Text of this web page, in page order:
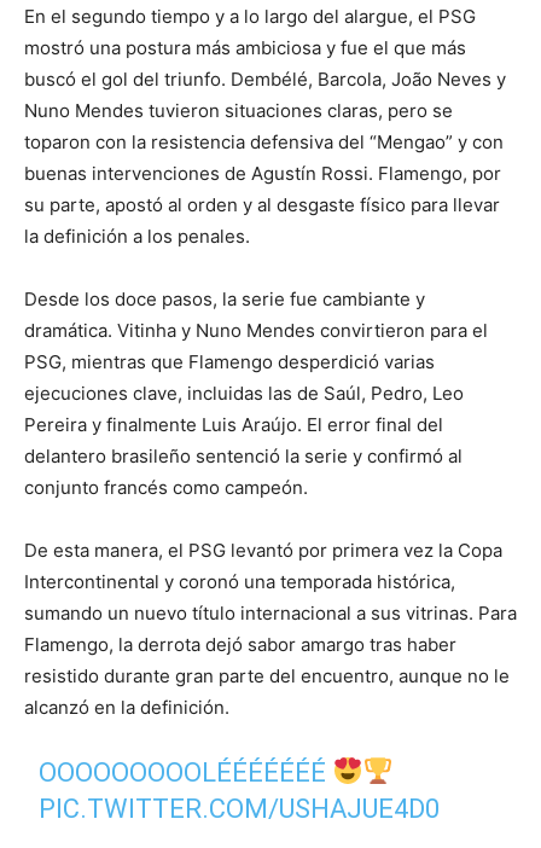
En el segundo tiempo y a lo largo del alargue, el PSG
mostró una postura más ambiciosa y fue el que más
buscó el gol del triunfo. Dembélé, Barcola, João Neves y
Nuno Mendes tuvieron situaciones claras, pero se
toparon con la resistencia defensiva del “Mengao” y con
buenas intervenciones de Agustín Rossi. Flamengo, por
su parte, apostó al orden y al desgaste físico para llevar
la definición a los penales.
Desde los doce pasos, la serie fue cambiante y
dramática. Vitinha y Nuno Mendes convirtieron para el
PSG, mientras que Flamengo desperdició varias
ejecuciones clave, incluidas las de Saúl, Pedro, Leo
Pereira y finalmente Luis Araújo. El error final del
delantero brasileño sentenció la serie y confirmó al
conjunto francés como campeón.
De esta manera, el PSG levantó por primera vez la Copa
Intercontinental y coronó una temporada histórica,
sumando un nuevo título internacional a sus vitrinas. Para
Flamengo, la derrota dejó sabor amargo tras haber
resistido durante gran parte del encuentro, aunque no le
alcanzó en la definición.
OOOOOOOOOLÉÉÉÉÉÉÉ
PIC.TWITTER.COM/USHAJUE4D0